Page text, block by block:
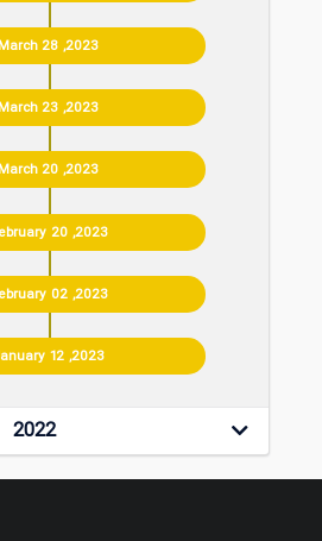
28 ,2023
23 ,2023
20 ,2023
20 ,2023
02 ,2023
12 ,2023
2022